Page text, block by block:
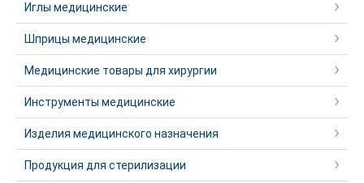
Иглы медицинские
Шприцы медицинские
Медицинские товары для хирургии
Инструменты медицинские
Изделия медицинского назначения
Продукция для стерилизации